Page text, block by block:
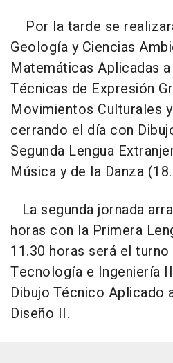
Por la tarde se
Geología y Ciencias
Matemáticas Aplicadas a
Técnicas de Expresión
Movimientos Culturales
cerrando el día con
Segunda Lengua
Música y de la Danza
La segunda jornada
horas con la Primera
11.30 horas será el
Tecnología e Ingeniería
Dibujo Técnico Aplicado
Diseño II.